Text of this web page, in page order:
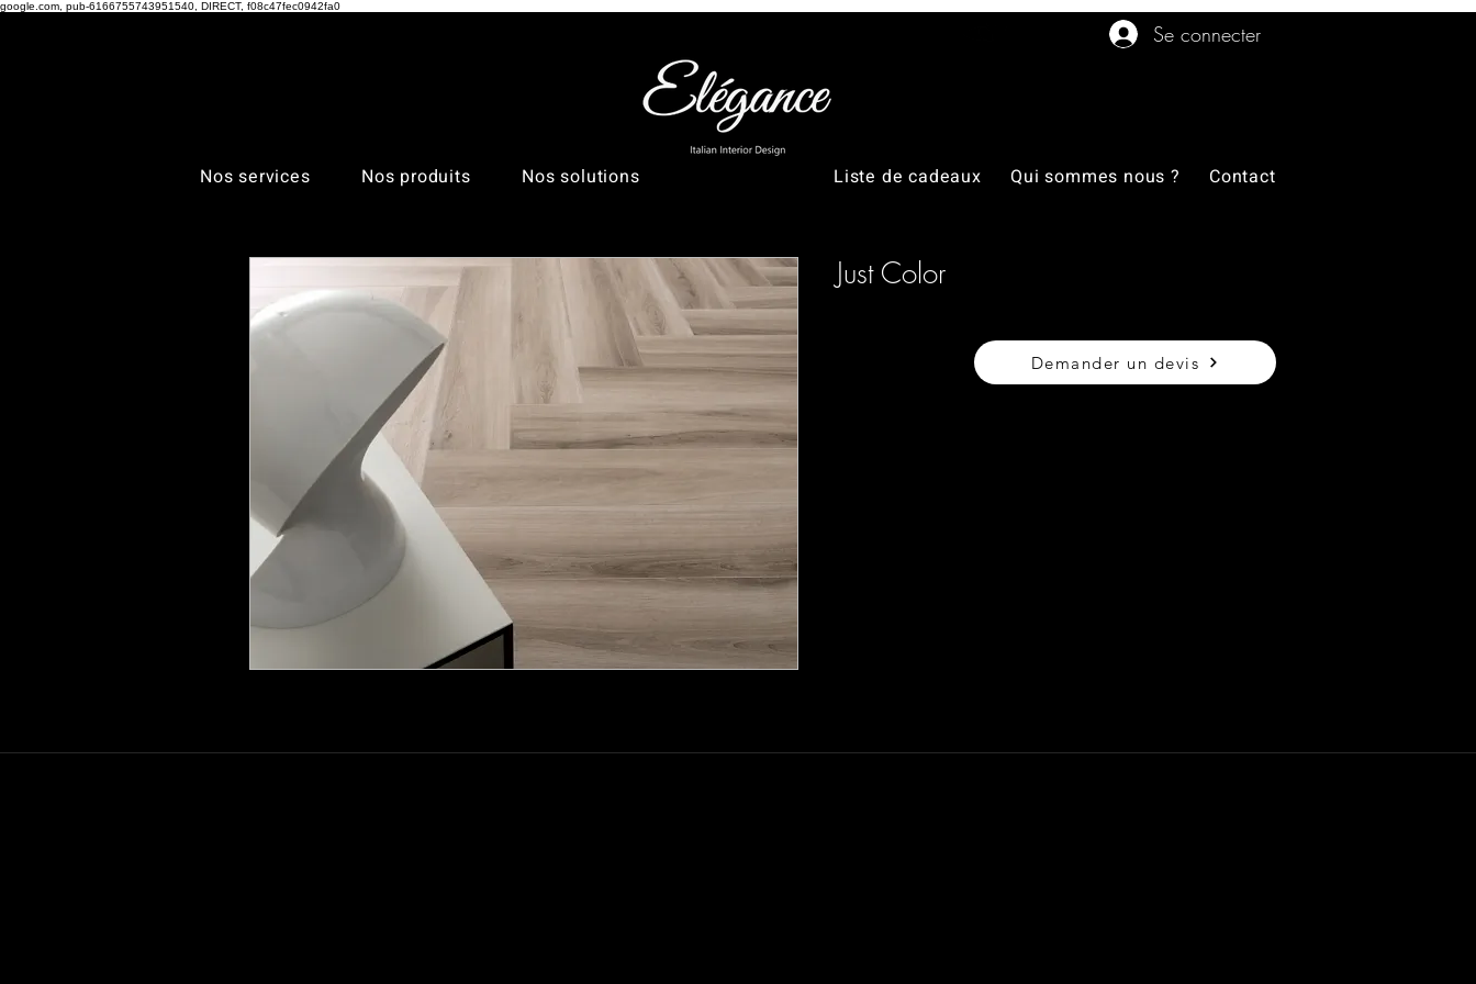
google.com, pub-6166755743951540, DIRECT, f08c47fec0942fa0
Se connecter
Nos services Nos produits Nos solutions Liste de cadeaux Qui sommes nous ? Contact
Just Color
Demander un devis